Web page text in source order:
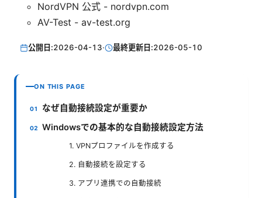
NordVPN 公式 - nordvpn.com
AV-Test - av-test.org
公開日:2026-04-13· 最終更新日:2026-05-10
ON THIS PAGE
なぜ自動接続設定が重要か
Windowsでの基本的な自動接続設定方法
1. VPNプロファイルを作成する
2. 自動接続を設定する
3. アプリ連携での自動接続